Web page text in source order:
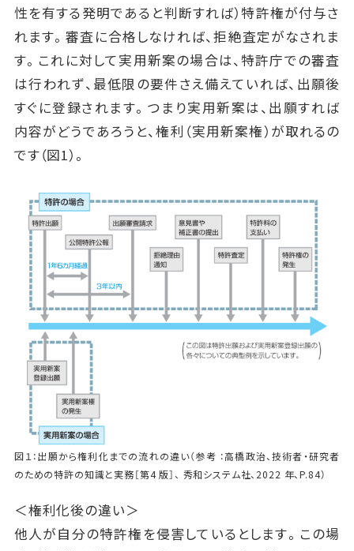
性を有する発明であると判断すれば）特許権が付与さ
れます。審査に合格しなければ、拒絶査定がなされま
す。これに対して実用新案の場合は、特許庁での審査
は行われず、最低限の要件さえ備えていれば、出願後
すぐに登録されます。つまり実用新案は、出願すれば
内容がどうであろうと、権利（実用新案権）が取れるの
です（図1）。
図１：出願から権利化までの流れの違い（参考 ：高橋政治、技術者・研究者
のための特許の知識と実務［第4 版］、 秀和システム社、2022 年、P.84）
＜権利化後の違い＞
他人が自分の特許権を侵害しているとします。この場